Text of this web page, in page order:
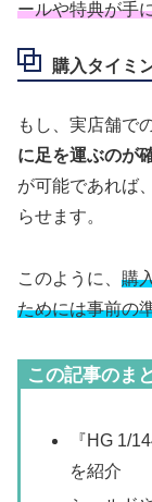
ールや特典が手
購入タイミ
もし、実店舗で
に足を運ぶのが
が可能であれば
らせます。
このように、 購
ためには事前の
この記事のま
『HG 1/
を紹介